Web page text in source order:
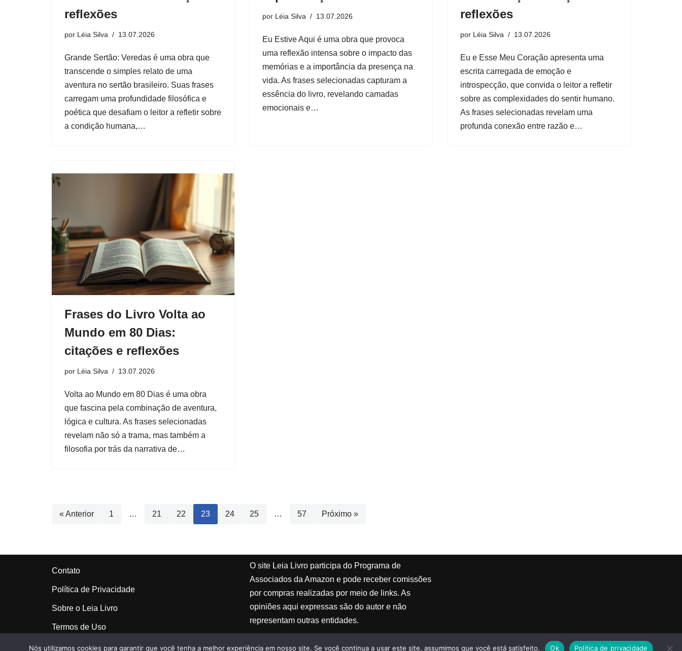
reflexões
por Léia Silva 13.07.2026
Grande Sertão: Veredas é uma obra que
transcende o simples relato de uma
aventura no sertão brasileiro. Suas frases
carregam uma profundidade filosófica e
poética que desafiam o leitor a refletir sobre
a condição humana,…
por Léia Silva 13.07.2026
Eu Estive Aqui é uma obra que provoca
uma reflexão intensa sobre o impacto das
memórias e a importância da presença na
vida. As frases selecionadas capturam a
essência do livro, revelando camadas
emocionais e…
reflexões
por Léia Silva 13.07.2026
Eu e Esse Meu Coração apresenta uma
escrita carregada de emoção e
introspecção, que convida o leitor a refletir
sobre as complexidades do sentir humano.
As frases selecionadas revelam uma
profunda conexão entre razão e…
Frases do Livro Volta ao
Mundo em 80 Dias:
citações e reflexões
por Léia Silva 13.07.2026
Volta ao Mundo em 80 Dias é uma obra
que fascina pela combinação de aventura,
lógica e cultura. As frases selecionadas
revelam não só a trama, mas também a
filosofia por trás da narrativa de…
« Anterior 1 … 21 22 23 24 25 … 57 Próximo »
Contato
Política de Privacidade
Sobre o Leia Livro
Termos de Uso
O site Leia Livro participa do Programa de
Associados da Amazon e pode receber comissões
por compras realizadas por meio de links. As
opiniões aqui expressas são do autor e não
representam outras entidades.
Nós utilizamos cookies para garantir que você tenha a melhor experiência em nosso site. Se você continua a usar este site, assumimos que você está satisfeito. Ok Política de privacidade